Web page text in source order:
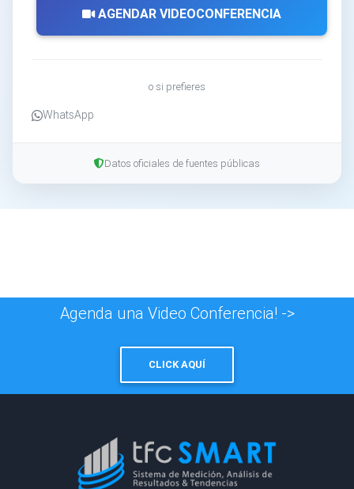
AGENDAR VIDEOCONFERENCIA
o si prefieres
WhatsApp
Datos oficiales de fuentes públicas
Agenda una Video Conferencia! ->
CLICK AQUÍ